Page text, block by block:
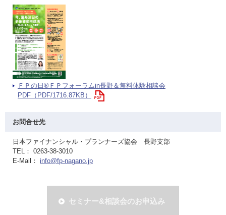
ＦＰの日®ＦＰフォーラムin長野＆無料体験相談会
PDF（PDF/1716.87KB）
お問合せ先
日本ファイナンシャル・プランナーズ協会 長野支部
TEL： 0263-38-3010
E-Mail： info@fp-nagano.jp
セミナー&相談会のお申込み